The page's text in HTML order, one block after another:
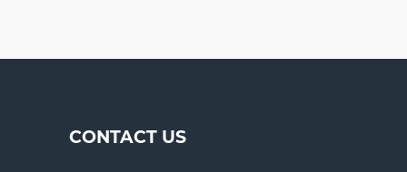
CONTACT US